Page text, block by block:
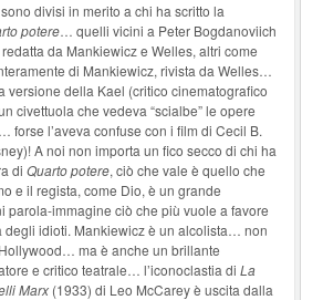
divisi in merito a chi ha scritto la
potere… quelli vicini a Peter Bogdanoviich
da Mankiewicz e Welles, altri come
di Mankiewicz, rivista da Welles…
versione della Kael (critico cinematografico
civettuola che vedeva “scialbe” le opere
forse l’aveva confuse con i film di Cecil B.
A noi non importa un fico secco di chi ha
di Quarto potere, ciò che vale è quello che
e il regista, come Dio, è un grande
parola-immagine ciò che più vuole a favore
degli idioti. Mankiewicz è un alcolista… non
ma è anche un brillante
e critico teatrale… l’iconoclastia di La
Marx (1933) di Leo McCarey è uscita dalla